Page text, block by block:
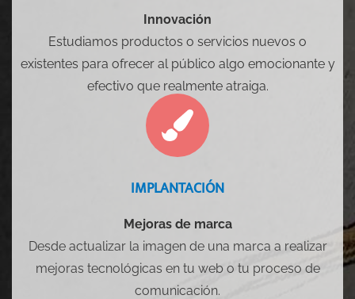
Innovación
Estudiamos productos o servicios nuevos o
existentes para ofrecer al público algo emocionante y
efectivo que realmente atraiga.
IMPLANTACIÓN
Mejoras de marca
Desde actualizar la imagen de una marca a realizar
mejoras tecnológicas en tu web o tu proceso de
comunicación.